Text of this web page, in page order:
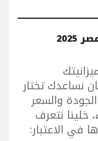
نصائح لاختيار أفضل تلفزيون في مصر 2025
نساعدك تختار
والسعر
خلينا نتعرف
في الاعتبار: